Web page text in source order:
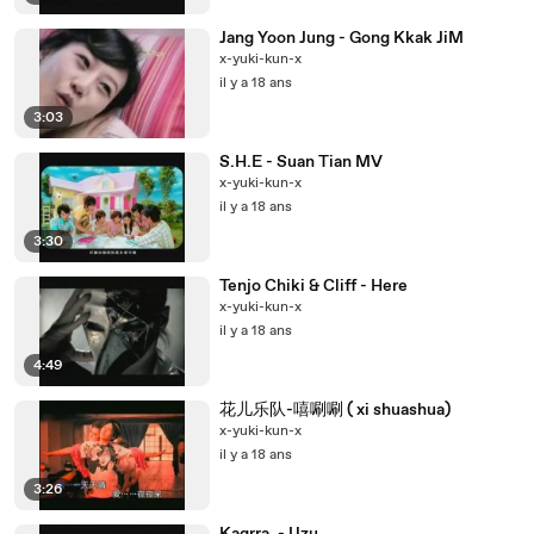
3:03
Jang Yoon Jung - Gong Kkak JiM
x-yuki-kun-x
il y a 18 ans
3:30
S.H.E - Suan Tian MV
x-yuki-kun-x
il y a 18 ans
4:49
Tenjo Chiki & Cliff - Here
x-yuki-kun-x
il y a 18 ans
3:26
花儿乐队-嘻唰唰 ( xi shuashua)
x-yuki-kun-x
il y a 18 ans